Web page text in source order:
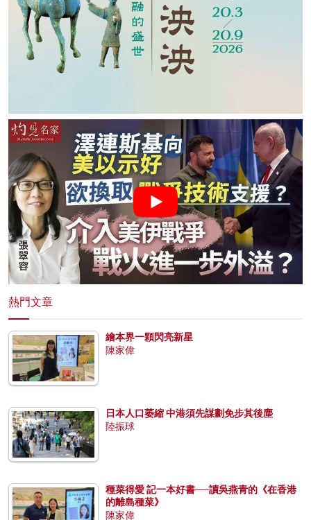
熱門文章
繪本界一顆閃亮新星
陳家偉
日本人口萎縮 中港須先謀劃免步其後塵
陸振球
種菜得愛 記一本好書──讀吳燕青的《在香港
的離島種菜》
陳家偉